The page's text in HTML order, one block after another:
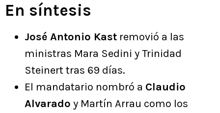
En síntesis
José Antonio Kast removió a las
ministras Mara Sedini y Trinidad
Steinert tras 69 días.
El mandatario nombró a Claudio
Alvarado y Martín Arrau como los